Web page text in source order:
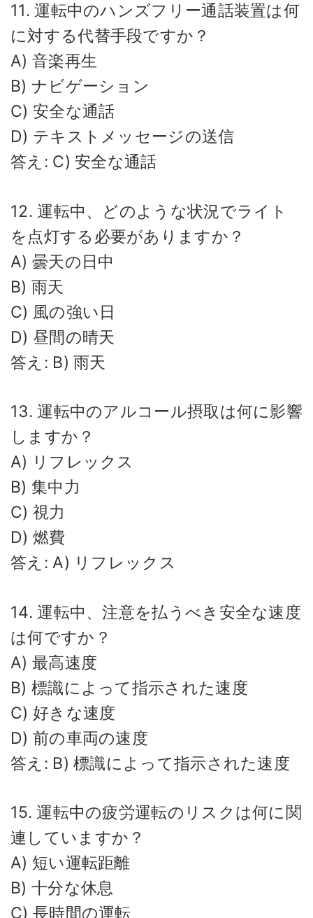
11. 運転中のハンズフリー通話装置は何
に対する代替手段ですか？
A) 音楽再生
B) ナビゲーション
C) 安全な通話
D) テキストメッセージの送信
答え: C) 安全な通話
12. 運転中、どのような状況でライト
を点灯する必要がありますか？
A) 曇天の日中
B) 雨天
C) 風の強い日
D) 昼間の晴天
答え: B) 雨天
13. 運転中のアルコール摂取は何に影響
しますか？
A) リフレックス
B) 集中力
C) 視力
D) 燃費
答え: A) リフレックス
14. 運転中、注意を払うべき安全な速度
は何ですか？
A) 最高速度
B) 標識によって指示された速度
C) 好きな速度
D) 前の車両の速度
答え: B) 標識によって指示された速度
15. 運転中の疲労運転のリスクは何に関
連していますか？
A) 短い運転距離
B) 十分な休息
C) 長時間の運転